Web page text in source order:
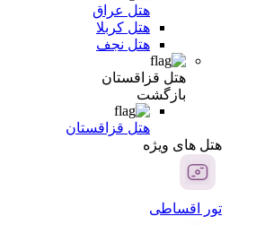
هتل عراق
هتل کربلا
هتل نجف
هتل قزاقستان
بازگشت
هتل قزاقستان
هتل های ویژه
تور اقساطی